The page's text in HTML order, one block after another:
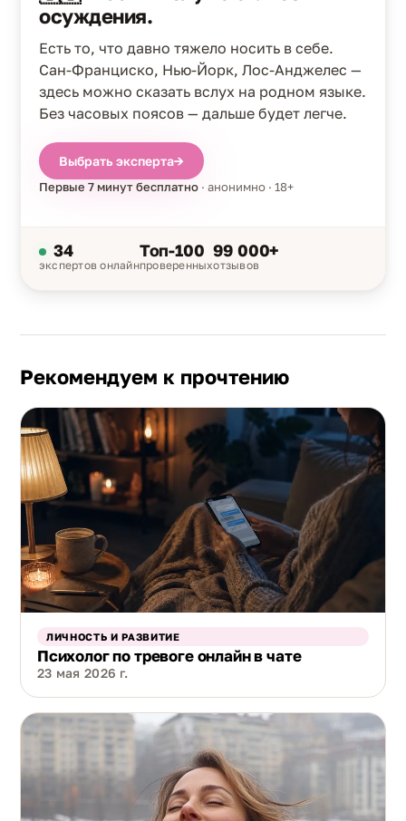
осуждения.
Есть то, что давно тяжело носить в себе.
Сан-Франциско, Нью-Йорк, Лос-Анджелес —
здесь можно сказать вслух на родном языке.
Без часовых поясов — дальше будет легче.
Выбрать эксперта→
Первые 7 минут бесплатно · анонимно · 18+
34
экспертов онлайн
Топ-100
проверенных
99 000+
отзывов
Рекомендуем к прочтению
ЛИЧНОСТЬ И РАЗВИТИЕ
Психолог по тревоге онлайн в чате
23 мая 2026 г.